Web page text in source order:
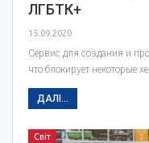
ЛГБТК+
15.09.2020
Сервис для создания и
что блокирует некоторые
ДАЛІ...
Світ